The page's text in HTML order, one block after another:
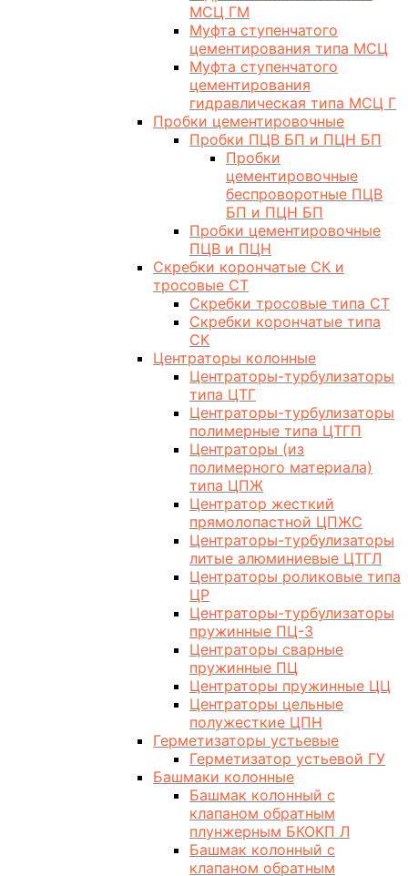
МСЦ ГМ
Муфта ступенчатого
цементирования типа МСЦ
Муфта ступенчатого
цементирования
гидравлическая типа МСЦ Г
Пробки цементировочные
Пробки ПЦВ БП и ПЦН БП
Пробки
цементировочные
беспроворотные ПЦВ
БП и ПЦН БП
Пробки цементировочные
ПЦВ и ПЦН
Скребки корончатые СК и
тросовые СТ
Скребки тросовые типа СТ
Скребки корончатые типа
СК
Центраторы колонные
Центраторы-турбулизаторы
типа ЦТГ
Центраторы-турбулизаторы
полимерные типа ЦТГП
Центраторы (из
полимерного материала)
типа ЦПЖ
Центратор жесткий
прямолопастной ЦПЖС
Центраторы-турбулизаторы
литые алюминиевые ЦТГЛ
Центраторы роликовые типа
ЦР
Центраторы-турбулизаторы
пружинные ПЦ-3
Центраторы сварные
пружинные ПЦ
Центраторы пружинные ЦЦ
Центраторы цельные
полужесткие ЦПН
Герметизаторы устьевые
Герметизатор устьевой ГУ
Башмаки колонные
Башмак колонный с
клапаном обратным
плунжерным БКОКП Л
Башмак колонный с
клапаном обратным